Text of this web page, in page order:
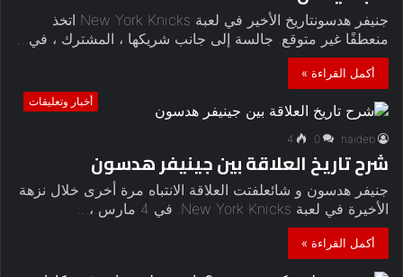
جنيفر هدسونتاريخ الأخير في لعبة New York Knicks اتخذ
منعطفًا غير متوقع. جالسة إلى جانب شريكها ، المشترك ، في…
أكمل القراءة »
أخبار وتعليقات
haideb
0
4
شرح تاريخ العلاقة بين جينيفر هدسون
جنيفر هدسون و شائعلفتت العلاقة الانتباه مرة أخرى خلال نزهة
الأخيرة في لعبة New York Knicks. في 4 مارس ،…
أكمل القراءة »